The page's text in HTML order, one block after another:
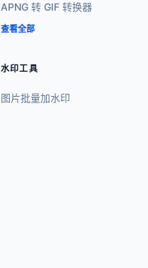
APNG 转 GIF 转换器
查看全部
水印工具
图片批量加水印